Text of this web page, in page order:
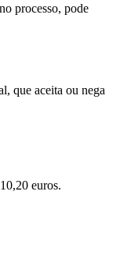
processo, pode
que aceita ou nega
euros.